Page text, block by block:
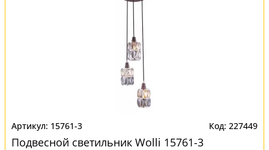
15761-3 227449
Подвесной светильник Wolli 15761-3